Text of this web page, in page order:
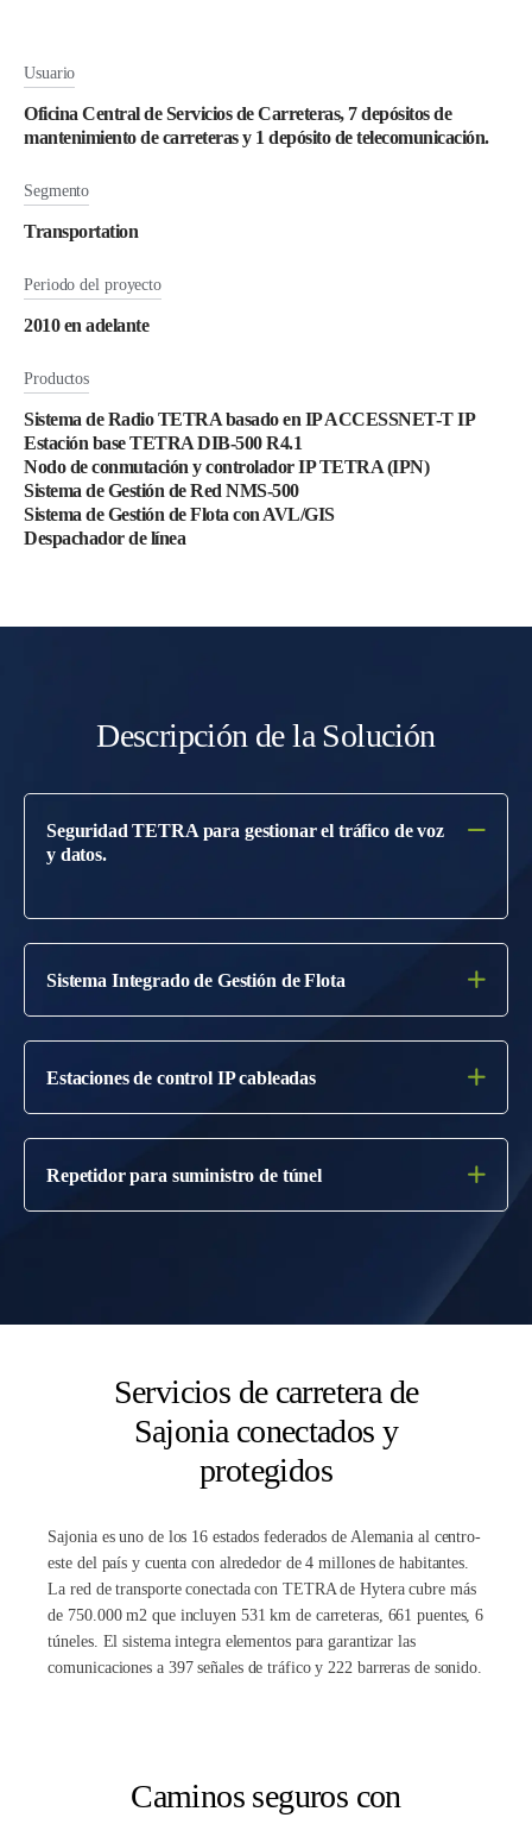
Usuario
Oficina Central de Servicios de Carreteras, 7 depósitos de
mantenimiento de carreteras y 1 depósito de telecomunicación.
Segmento
Transportation
Periodo del proyecto
2010 en adelante
Productos
Sistema de Radio TETRA basado en IP ACCESSNET-T IP
Estación base TETRA DIB-500 R4.1
Nodo de conmutación y controlador IP TETRA (IPN)
Sistema de Gestión de Red NMS-500
Sistema de Gestión de Flota con AVL/GIS
Despachador de línea
Descripción de la Solución
Seguridad TETRA para gestionar el tráfico de voz
y datos.
Sistema Integrado de Gestión de Flota
Estaciones de control IP cableadas
Repetidor para suministro de túnel
Servicios de carretera de
Sajonia conectados y
protegidos
Sajonia es uno de los 16 estados federados de Alemania al centro-
este del país y cuenta con alrededor de 4 millones de habitantes.
La red de transporte conectada con TETRA de Hytera cubre más
de 750.000 m2 que incluyen 531 km de carreteras, 661 puentes, 6
túneles. El sistema integra elementos para garantizar las
comunicaciones a 397 señales de tráfico y 222 barreras de sonido.
Caminos seguros con